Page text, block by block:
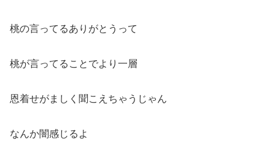
桃の言ってるありがとうって
桃が言ってることでより一層
恩着せがましく聞こえちゃうじゃん
なんか闇感じるよ